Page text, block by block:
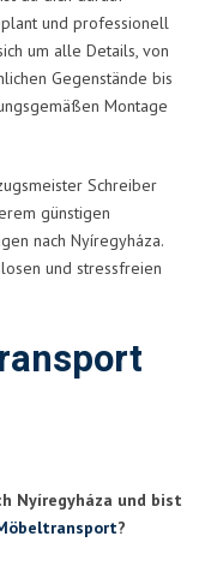
und professionell
um alle Details, von
Gegenstände bis
Montage
Schreiber
günstigen
nach Nyíregyháza.
und stressfreien
Nyíregyháza und bist
?